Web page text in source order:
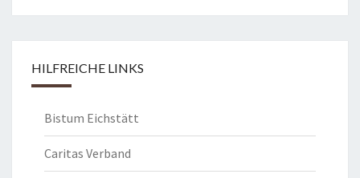
HILFREICHE LINKS
Bistum Eichstätt
Caritas Verband